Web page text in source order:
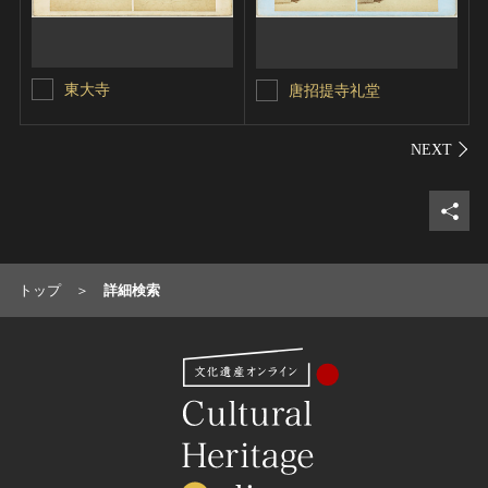
東大寺 唐招提寺礼堂
シェ
トップ 詳細検索